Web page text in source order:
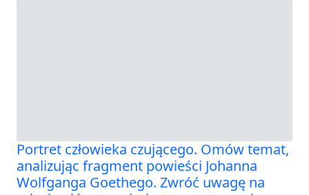
Portret człowieka czującego. Omów temat,
analizując fragment powieści Johanna
Wolfganga Goethego. Zwróć uwagę na